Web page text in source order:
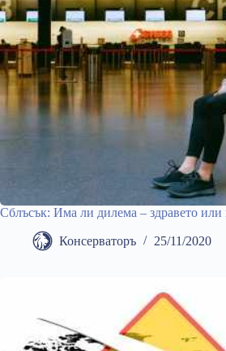
Сблъсък: Има ли дилема – здравето или
Консерваторъ 25/11/2020